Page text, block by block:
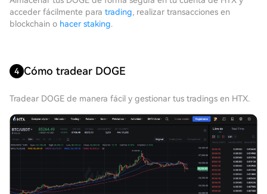
acceder fácilmente para trading, realizar transacciones en
blockchain o hacer staking.
4 Cómo tradear DOGE
Tradear DOGE de manera fácil y gestionar tus tradings en HTX.